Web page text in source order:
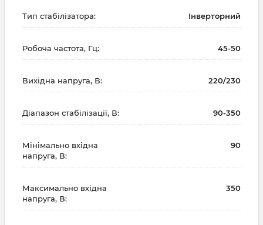
Тип стабілізатора: Інверторний
Робоча частота, Гц: 45-50
Вихідна напруга, В: 220/230
Діапазон стабілізації, В: 90-350
Мінімально вхідна
напруга, В:
90
Максимально вхідна
напруга, В:
350